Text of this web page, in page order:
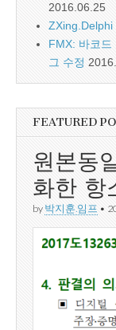
2016.06.25
ZXing.Delphi
FMX: 바코드
그 수정
FEATURED
원본동
화한 항
by 박지훈.임프 •